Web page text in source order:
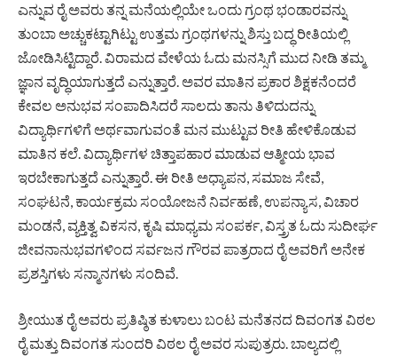
ಎನ್ನುವ ರೈ ಅವರು ತನ್ನ ಮನೆಯಲ್ಲಿಯೇ ಒಂದು ಗ್ರಂಥ ಭಂಡಾರವನ್ನು
ತುಂಬಾ ಅಚ್ಚುಕಟ್ಟಾಗಿಟ್ಟು ಉತ್ತಮ ಗ್ರಂಥಗಳನ್ನು ಶಿಸ್ತು ಬದ್ಧ ರೀತಿಯಲ್ಲಿ
ಜೋಡಿಸಿಟ್ಟಿದ್ದಾರೆ. ವಿರಾಮದ ವೇಳೆಯ ಓದು ಮನಸ್ಸಿಗೆ ಮುದ ನೀಡಿ ತಮ್ಮ
ಜ್ಞಾನ ವೃದ್ಧಿಯಾಗುತ್ತದೆ ಎನ್ನುತ್ತಾರೆ. ಅವರ ಮಾತಿನ ಪ್ರಕಾರ ಶಿಕ್ಷಕನೆಂದರೆ
ಕೇವಲ ಅನುಭವ ಸಂಪಾದಿಸಿದರೆ ಸಾಲದು ತಾನು ತಿಳಿದುದನ್ನು
ವಿದ್ಯಾರ್ಥಿಗಳಿಗೆ ಅರ್ಥವಾಗುವಂತೆ ಮನ ಮುಟ್ಟುವ ರೀತಿ ಹೇಳಿಕೊಡುವ
ಮಾತಿನ ಕಲೆ. ವಿದ್ಯಾರ್ಥಿಗಳ ಚಿತ್ತಾಪಹಾರ ಮಾಡುವ ಆತ್ಮೀಯ ಭಾವ
ಇರಬೇಕಾಗುತ್ತದೆ ಎನ್ನುತ್ತಾರೆ. ಈ ರೀತಿ ಅಧ್ಯಾಪನ, ಸಮಾಜ ಸೇವೆ,
ಸಂಘಟನೆ, ಕಾರ್ಯಕ್ರಮ ಸಂಯೋಜನೆ ನಿರ್ವಹಣೆ, ಉಪನ್ಯಾಸ, ವಿಚಾರ
ಮಂಡನೆ, ವ್ಯಕ್ತಿತ್ವ ವಿಕಸನ, ಕೃಷಿ ಮಾಧ್ಯಮ ಸಂಪರ್ಕ, ವಿಸ್ತ್ರತ ಓದು ಸುದೀರ್ಘ
ಜೀವನಾನುಭವಗಳಿಂದ ಸರ್ವಜನ ಗೌರವ ಪಾತ್ರರಾದ ರೈ ಅವರಿಗೆ ಅನೇಕ
ಪ್ರಶಸ್ತಿಗಳು ಸನ್ಮಾನಗಳು ಸಂದಿವೆ.
ಶ್ರೀಯುತ ರೈ ಅವರು ಪ್ರತಿಷ್ಠಿತ ಕುಳಾಲು ಬಂಟ ಮನೆತನದ ದಿವಂಗತ ವಿಠಲ
ರೈ ಮತ್ತು ದಿವಂಗತ ಸುಂದರಿ ವಿಠಲ ರೈ ಅವರ ಸುಪುತ್ರರು. ಬಾಲ್ಯದಲ್ಲಿ